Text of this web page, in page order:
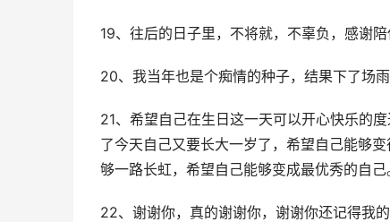
19、往后的日子里，不将就，不辜负，感谢
20、我当年也是个痴情的种子，结果下了场
21、希望自己在生日这一天可以开心快乐的
了今天自己又要长大一岁了，希望自己能够
够一路长虹，希望自己能够变成最优秀的自己
22、谢谢你，真的谢谢你，谢谢你还记得我